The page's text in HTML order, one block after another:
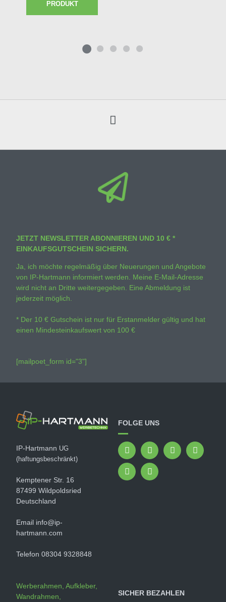
PRODUKT
JETZT NEWSLETTER ABONNIEREN UND 10 € *
EINKAUFSGUTSCHEIN SICHERN.
Ja, ich möchte regelmäßig über Neuerungen und Angebote
von IP-Hartmann informiert werden. Meine E-Mail-Adresse
wird nicht an Dritte weitergegeben. Eine Abmeldung ist
jederzeit möglich.
* Der 10 € Gutschein ist nur für Erstanmelder gültig und hat
einen Mindesteinkaufswert von 100 €
[mailpoet_form id="3"]
IP-Hartmann UG
(haftungsbeschränkt)
Kemptener Str. 16
87499 Wildpoldsried
Deutschland
Email info@ip-
hartmann.com
Telefon 08304 9328848
FOLGE UNS
Werberahmen, Aufkleber,
Wandrahmen,
SICHER BEZAHLEN